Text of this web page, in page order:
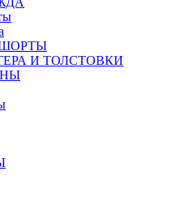
И ТОЛСТОВКИ